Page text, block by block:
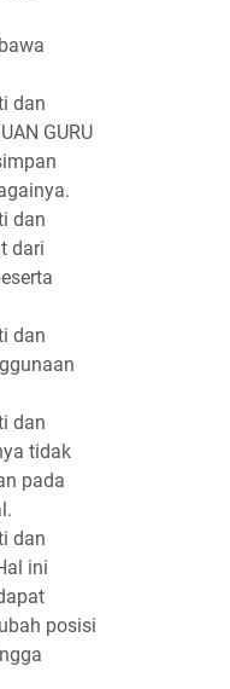
dan
GURU
dan
dari
dan
dan
tidak
pada
dan
ini
posisi